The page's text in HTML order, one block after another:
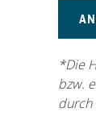
*Die
bzw.
durch